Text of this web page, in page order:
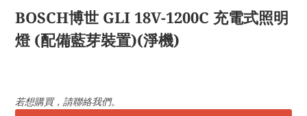
BOSCH博世 GLI 18V-1200C 充電式照明
燈 (配備藍芽裝置)(淨機)
若想購買，請聯絡我們。